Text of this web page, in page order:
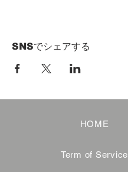
SNSでシェアする
HOME
Term of Service